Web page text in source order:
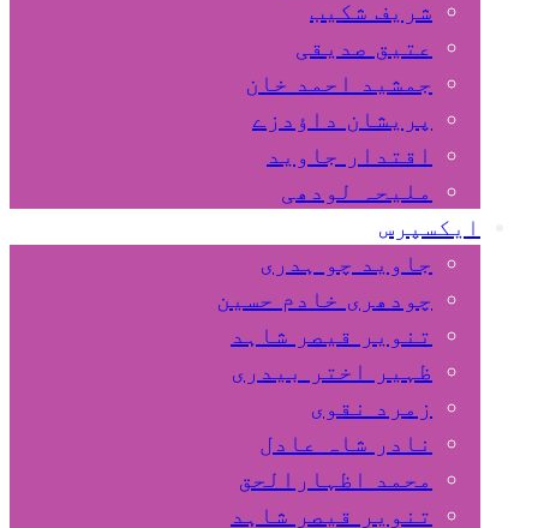
شریف شکیب
عتیق صدیقی
جمشید احمد خان
پریشان داﺅدزے
اقتدار جاوید
ملیحہ لودھی
ایکسپرس
جاوید چو ہدری
چودھری خادم حسین
تنویر قیصر شاہد
ظہیر اختر بیدری
زمرد نقوی
نادر شاہ عادل
محمد اظہارالحق
تنویر قیصر شاہد